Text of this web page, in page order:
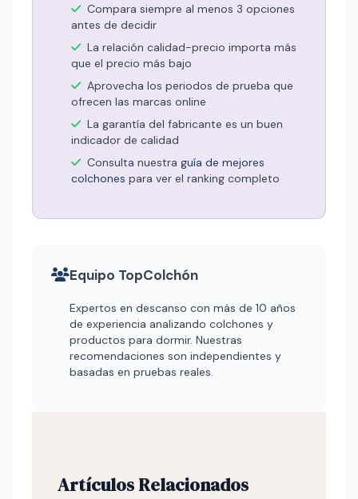
Compara siempre al menos 3 opciones
antes de decidir
La relación calidad-precio importa más
que el precio más bajo
Aprovecha los periodos de prueba que
ofrecen las marcas online
La garantía del fabricante es un buen
indicador de calidad
Consulta nuestra guía de mejores
colchones para ver el ranking completo
Equipo TopColchón
Expertos en descanso con más de 10 años
de experiencia analizando colchones y
productos para dormir. Nuestras
recomendaciones son independientes y
basadas en pruebas reales.
Artículos Relacionados